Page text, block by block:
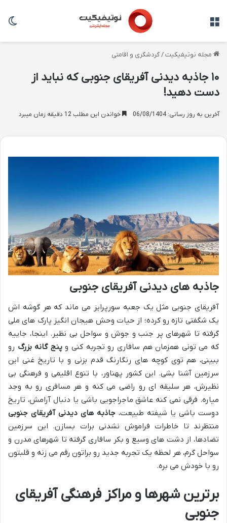
مجله نوتیفیکیت/گردشگری و اقامتی
۱۰ جاذبه دیدنی آفریقای جنوبی که نباید از
دست دهید!
آخرین به روز رسانی: 06/08/1404 خواندن این مطلب 12 دقیقه زمان میبرد
جاذبه های دیدنی آفریقای جنوبی
آفریقای جنوبی مثل یک جعبه سورپرایز می ماند که هر گوشه اش
یک شگفتی تازه رو کرده؛ از حیات وحش هیجان انگیز پارک های ملی
گرفته تا شهرهای پر جنب و جوش و سواحل بی نظیر. اینجا، جاییه
که می تونی همزمان هم سافاری رو تجربه کنی وپنج گانه بزرگ رو
ببینی، هم توی کوچه های رنگارنگ قدم بزنی و با تاریخ غنی این
سرزمین آشنا بشی. این کشور پهناور، با تنوع اقلیمی و فرهنگی بی
نظیرش، هر سلیقه ای رو راضی می کنه و هر مسافری رو به وجد
میاره. فرقی نمی کنه عاشق ماجراجویی باشی یا دنبال آرامش، تاریخ
دوست باشی یا شیفته طبیعت، جاذبه های دیدنی آفریقای جنوبی
منتظرند تا خاطرات فراموش نشدنی برات بسازن. این سرزمین
تضادها، از دشت های وسیع و بکر سافاری گرفته تا شهرهای مدرن و
سواحل گرم، هر لحظه یک تجربه جدید رو براتون رقم می زنه و قلبتون
رو با خودش می بره.
برترین شهرها و مراکز فرهنگی آفریقای
جنوبی